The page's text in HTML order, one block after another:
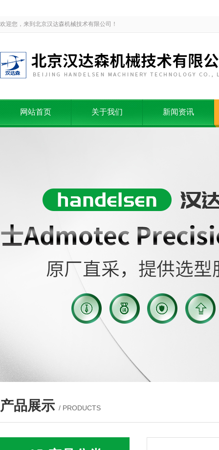
欢迎您，来到北京汉达森机械技术有限公司！
网站首页 关于我们 新闻资讯
产品展示 / PRODUCTS